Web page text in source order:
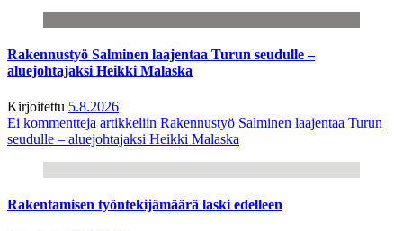
Rakennustyö Salminen laajentaa Turun seudulle –
aluejohtajaksi Heikki Malaska
Kirjoitettu 5.8.2026
Ei kommentteja artikkeliin Rakennustyö Salminen laajentaa Turun
seudulle – aluejohtajaksi Heikki Malaska
Rakentamisen työntekijämäärä laski edelleen